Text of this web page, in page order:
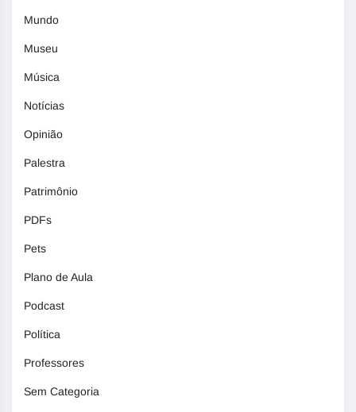
Mundo
Museu
Música
Notícias
Opinião
Palestra
Patrimônio
PDFs
Pets
Plano de Aula
Podcast
Política
Professores
Sem Categoria